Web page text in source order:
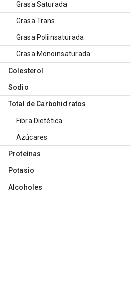
Grasa Saturada
Grasa Trans
Grasa Poliinsaturada
Grasa Monoinsaturada
Colesterol
Sodio
Total de Carbohidratos
Fibra Dietética
Azúcares
Proteínas
Potasio
Alcoholes